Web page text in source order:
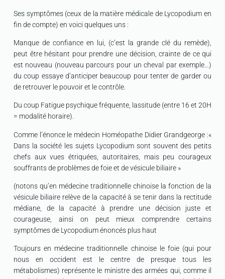
Ses symptômes (ceux de la matière médicale de Lycopodium en
fin de compte) en voici quelques uns :
Manque de confiance en lui, (c’est la grande clé du remède),
peut être hésitant pour prendre une décision, crainte de ce qui
est nouveau (nouveau parcours pour un cheval par exemple…)
du coup essaye d’anticiper beaucoup pour tenter de garder ou
de retrouver le pouvoir et le contrôle.
Du coup Fatigue psychique fréquente, lassitude (entre 16 et 20H
= modalité horaire).
Comme l’énonce le médecin Homéopathe Didier Grandgeorge :«
Dans la société les sujets Lycopodium sont souvent des petits
chefs aux vues étriquées, autoritaires, mais peu courageux
souffrants de problèmes de foie et de vésicule biliaire »
(notons qu’en médecine traditionnelle chinoise la fonction de la
vésicule biliaire relève de la capacité à se tenir dans la rectitude
médiane, de la capacité à prendre une décision juste et
courageuse, ainsi on peut mieux comprendre certains
symptômes de Lycopodium énoncés plus haut
Toujours en médecine traditionnelle chinoise le foie (qui pour
nous en occident est le centre de presque tous les
métabolismes) représente le ministre des armées qui, comme il